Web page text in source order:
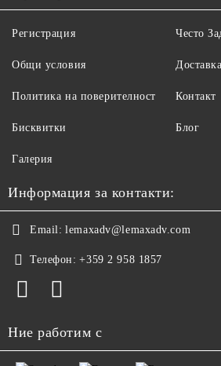
Регистрация
Общи условия
Политика на поверителност
Бисквитки
Често
Доставка
Контакт
Блог
Галерия
Информация за контакти:
Email: lemaxadv@lemaxadv.com
Телефон: +359 2 958 1857
Ние работим с